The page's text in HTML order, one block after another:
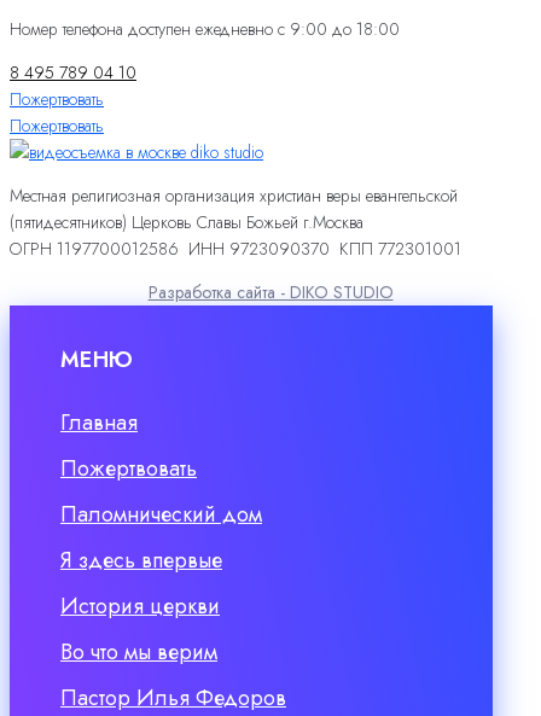
Номер телефона доступен ежедневно с 9:00 до 18:00
8 495 789 04 10
Пожертвовать
Пожертвовать
Местная религиозная организация христиан веры евангельской
(пятидесятников) Церковь Славы Божьей г.Москва
ОГРН 1197700012586 ИНН 9723090370 КПП 772301001
Разработка сайта - DIKO STUDIO
МЕНЮ
Главная
Пожертвовать
Паломнический дом
Я здесь впервые
История церкви
Во что мы верим
Пастор Илья Федоров